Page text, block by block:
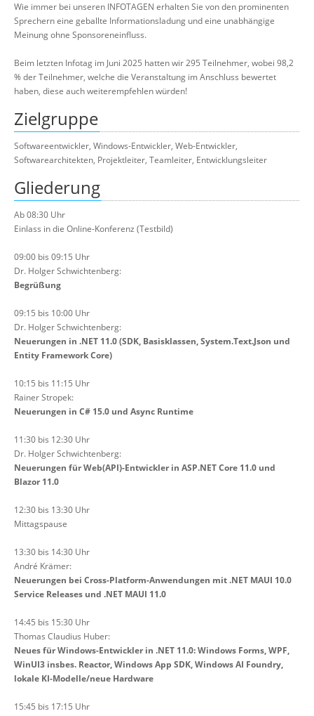
Wie immer bei unseren INFOTAGEN erhalten Sie von den prominenten
Sprechern eine geballte Informationsladung und eine unabhängige
Meinung ohne Sponsoreneinfluss.
Beim letzten Infotag im Juni 2025 hatten wir 295 Teilnehmer, wobei 98,2
% der Teilnehmer, welche die Veranstaltung im Anschluss bewertet
haben, diese auch weiterempfehlen würden!
Zielgruppe
Softwareentwickler, Windows-Entwickler, Web-Entwickler,
Softwarearchitekten, Projektleiter, Teamleiter, Entwicklungsleiter
Gliederung
Ab 08:30 Uhr
Einlass in die Online-Konferenz (Testbild)
09:00 bis 09:15 Uhr
Dr. Holger Schwichtenberg:
Begrüßung
09:15 bis 10:00 Uhr
Dr. Holger Schwichtenberg:
Neuerungen in .NET 11.0 (SDK, Basisklassen, System.Text.Json und
Entity Framework Core)
10:15 bis 11:15 Uhr
Rainer Stropek:
Neuerungen in C# 15.0 und Async Runtime
11:30 bis 12:30 Uhr
Dr. Holger Schwichtenberg:
Neuerungen für Web(API)-Entwickler in ASP.NET Core 11.0 und
Blazor 11.0
12:30 bis 13:30 Uhr
Mittagspause
13:30 bis 14:30 Uhr
André Krämer:
Neuerungen bei Cross-Platform-Anwendungen mit .NET MAUI 10.0
Service Releases und .NET MAUI 11.0
14:45 bis 15:30 Uhr
Thomas Claudius Huber:
Neues für Windows-Entwickler in .NET 11.0: Windows Forms, WPF,
WinUI3 insbes. Reactor, Windows App SDK, Windows AI Foundry,
lokale KI-Modelle/neue Hardware
15:45 bis 17:15 Uhr